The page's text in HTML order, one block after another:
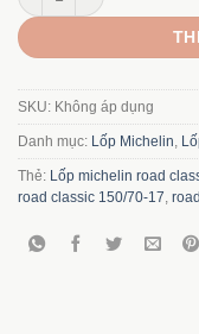
SKU: Không áp dụng
Danh mục: Lốp Michelin
Thẻ: Lốp michelin road
road classic 150/70-17